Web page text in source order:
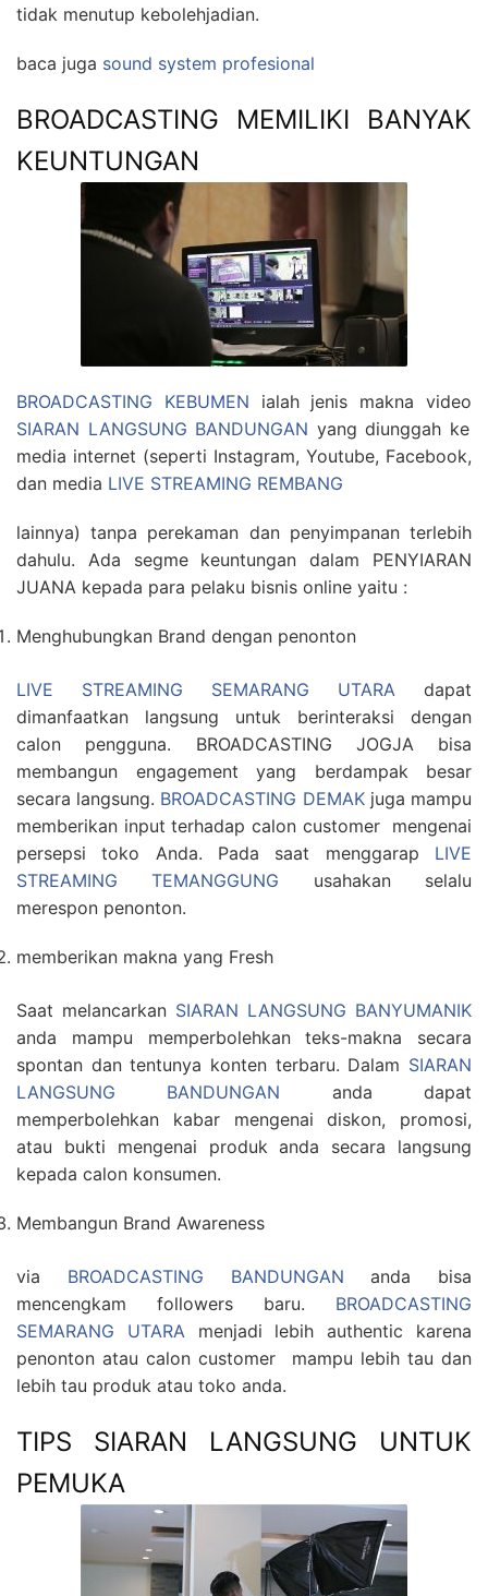
tidak menutup kebolehjadian.
baca juga sound system profesional
BROADCASTING MEMILIKI BANYAK
KEUNTUNGAN
BROADCASTING KEBUMEN ialah jenis makna video
SIARAN LANGSUNG BANDUNGAN yang diunggah ke
media internet (seperti Instagram, Youtube, Facebook,
dan media LIVE STREAMING REMBANG
lainnya) tanpa perekaman dan penyimpanan terlebih
dahulu. Ada segme keuntungan dalam PENYIARAN
JUANA kepada para pelaku bisnis online yaitu :
Menghubungkan Brand dengan penonton
LIVE STREAMING SEMARANG UTARA dapat
dimanfaatkan langsung untuk berinteraksi dengan
calon pengguna. BROADCASTING JOGJA bisa
membangun engagement yang berdampak besar
secara langsung. BROADCASTING DEMAKjuga mampu
memberikan input terhadap calon customer mengenai
persepsi toko Anda. Pada saat menggarap LIVE
STREAMING TEMANGGUNG usahakan selalu
merespon penonton.
memberikan makna yang Fresh
Saat melancarkan SIARAN LANGSUNG BANYUMANIK
anda mampu memperbolehkan teks-makna secara
spontan dan tentunya konten terbaru. Dalam SIARAN
LANGSUNG BANDUNGAN anda dapat
memperbolehkan kabar mengenai diskon, promosi,
atau bukti mengenai produk anda secara langsung
kepada calon konsumen.
Membangun Brand Awareness
via BROADCASTING BANDUNGAN anda bisa
mencengkam followers baru. BROADCASTING
SEMARANG UTARAmenjadi lebih authentic karena
penonton atau calon customer mampu lebih tau dan
lebih tau produk atau toko anda.
TIPS SIARAN LANGSUNG UNTUK
PEMUKA